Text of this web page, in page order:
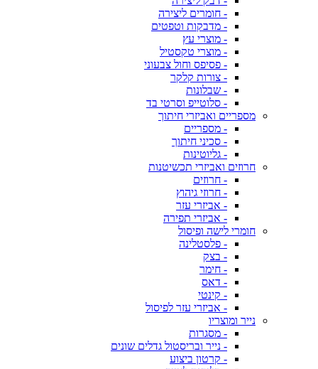
- חומרים ליצירה
- מדבקות וטפטים
- מוצרי עץ
- מוצרי טקסטיל
- פסיפס וחול צבעוני
- צורות קלקר
- שבלונות
- סלוטייפ וסרטי בד
מספריים ואביזרי חיתוך
- מספריים
- סכיני חיתוך
- גליוטינות
חרוזים ואביזרי תכשיטנות
- חרוזים
- חרוזי גיהוץ
- אביזרי עזר
- אביזרי תפירה
חומרי לישה ופיסול
- פלסטלינה
- בצק
- חימר
- דאס
- קינטי
- אביזרי עזר לפיסול
נייר ומוצריו
- מסגרות
- נייר ובריסטול גדלים שונים
- קרטון ביצוע